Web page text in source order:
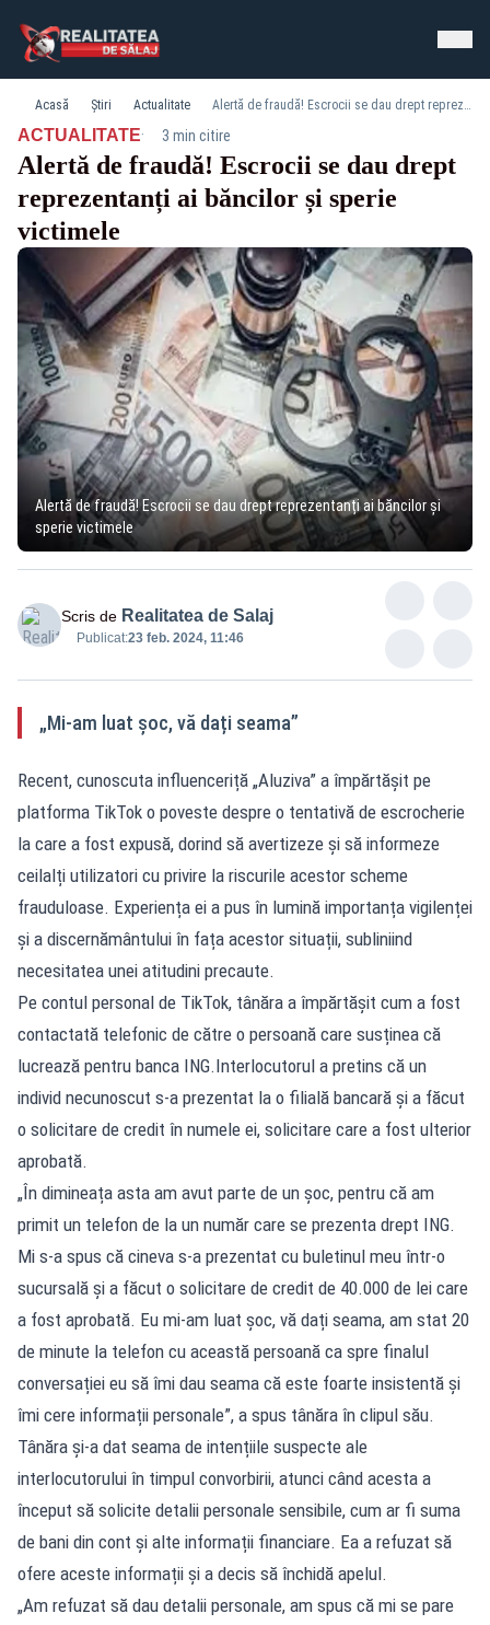
Acasă Știri Actualitate Alertă de fraudă! Escrocii se dau drept reprezentanți ai băncilor și sperie victimele
ACTUALITATE· 3 min citire
Alertă de fraudă! Escrocii se dau drept
reprezentanți ai băncilor și sperie
victimele
Alertă de fraudă! Escrocii se dau drept reprezentanți ai băncilor și
sperie victimele
Scris de Realitatea de Salaj
Publicat:23 feb. 2024, 11:46
„Mi-am luat șoc, vă dați seama”
Recent, cunoscuta influenceriță „Aluziva” a împărtășit pe
platforma TikTok o poveste despre o tentativă de escrocherie
la care a fost expusă, dorind să avertizeze și să informeze
ceilalți utilizatori cu privire la riscurile acestor scheme
frauduloase. Experiența ei a pus în lumină importanța vigilenței
și a discernământului în fața acestor situații, subliniind
necesitatea unei atitudini precaute.
Pe contul personal de TikTok, tânăra a împărtășit cum a fost
contactată telefonic de către o persoană care susținea că
lucrează pentru banca ING.Interlocutorul a pretins că un
individ necunoscut s-a prezentat la o filială bancară și a făcut
o solicitare de credit în numele ei, solicitare care a fost ulterior
aprobată.
„În dimineața asta am avut parte de un șoc, pentru că am
primit un telefon de la un număr care se prezenta drept ING.
Mi s-a spus că cineva s-a prezentat cu buletinul meu într-o
sucursală și a făcut o solicitare de credit de 40.000 de lei care
a fost aprobată. Eu mi-am luat șoc, vă dați seama, am stat 20
de minute la telefon cu această persoană ca spre finalul
conversației eu să îmi dau seama că este foarte insistentă și
îmi cere informații personale”, a spus tânăra în clipul său.
Tânăra și-a dat seama de intențiile suspecte ale
interlocutorului în timpul convorbirii, atunci când acesta a
început să solicite detalii personale sensibile, cum ar fi suma
de bani din cont și alte informații financiare. Ea a refuzat să
ofere aceste informații și a decis să închidă apelul.
„Am refuzat să dau detalii personale, am spus că mi se pare